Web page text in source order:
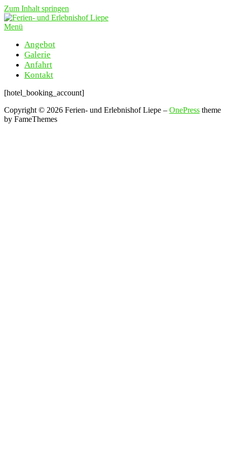
Zum Inhalt springen
Menü
Angebot
Galerie
Anfahrt
Kontakt
[hotel_booking_account]
Copyright © 2026 Ferien- und Erlebnishof Liepe – OnePress theme
by FameThemes